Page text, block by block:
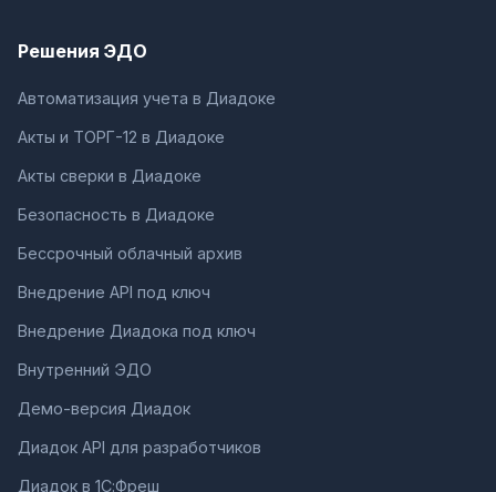
Решения ЭДО
Автоматизация учета в Диадоке
Акты и ТОРГ-12 в Диадоке
Акты сверки в Диадоке
Безопасность в Диадоке
Бессрочный облачный архив
Внедрение API под ключ
Внедрение Диадока под ключ
Внутренний ЭДО
Демо-версия Диадок
Диадок API для разработчиков
Диадок в 1С:Фреш